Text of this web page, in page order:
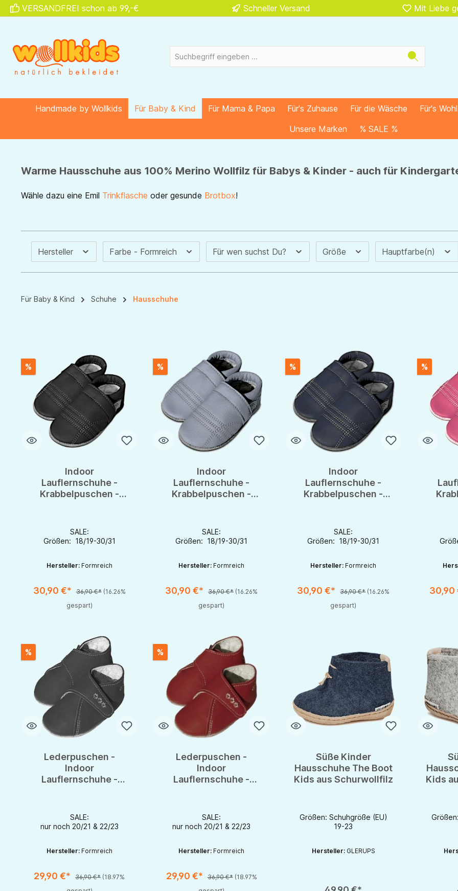
Zur Hauptnavigation springen
VERSANDFREI schon ab 99,-€ Schneller Versand Mit Liebe
Handmade by Wollkids Für Baby & Kind Für Mama & Papa Für's Zuhause Für die Wäsche Für's
Unsere Marken
% SALE %
Warme Hausschuhe aus 100% Merino Wollfilz für Babys & Kinder - auch für
Wähle dazu eine Emil Trinkflasche oder gesunde Brotbox!
Hersteller Farbe - Formreich Für wen suchst Du? Größe Hauptfarbe(n)
Für Baby & Kind Schuhe Hausschuhe
%
Indoor
Lauflernschuhe -
Krabbelpuschen -
SALE:
Größen: 18/19-30/31
Hersteller: Formreich
30,90 €* 36,90 €* (16.26%
gespart)
Produkt Anzahl: Gib den gewünschten Wert ein oder benutze die Schaltflächen um die Anzahl zu erhöhen oder zu reduzieren.
%
Indoor
Lauflernschuhe -
Krabbelpuschen -
SALE:
Größen: 18/19-30/31
Hersteller: Formreich
30,90 €* 36,90 €* (16.26%
gespart)
Produkt Anzahl: Gib den gewünschten Wert ein oder benutze die Schaltflächen um die Anzahl zu
%
Indoor
Lauflernschuhe -
Krabbelpuschen -
SALE:
Größen: 18/19-30/31
Hersteller: Formreich
30,90 €* 36,90 €* (16.26%
gespart)
Produkt Anzahl: Gib den gewünschten Wert ein oder
%
30,90
Produkt
%
Lederpuschen -
Indoor
Lauflernschuhe -
Bio-Leder & Filz
SALE:
nur noch 20/21 & 22/23
Hersteller: Formreich
29,90 €* 36,90 €* (18.97%
Produkt Anzahl: Gib den gewünschten Wert ein oder benutze die Schaltflächen um die Anzahl zu erhöhen oder zu reduzieren.
%
Lederpuschen -
Indoor
Lauflernschuhe -
Bio-Leder & Filz
SALE:
nur noch 20/21 & 22/23
Hersteller: Formreich
29,90 €* 36,90 €* (18.97%
Produkt Anzahl: Gib den gewünschten Wert ein oder benutze die Schaltflächen um die Anzahl zu
Süße Kinder
Hausschuhe The Boot
Kids aus Schurwollfilz
Größen: Schuhgröße (EU)
19-23
Hersteller: GLERUPS
Kids